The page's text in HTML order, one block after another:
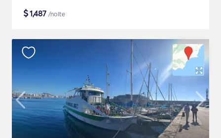
$1,487 /noite